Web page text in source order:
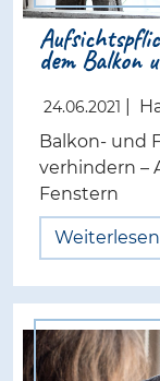
dem Balkon
24.06.2021
Balkon- und
verhindern –
Fenstern
Weiterlesen